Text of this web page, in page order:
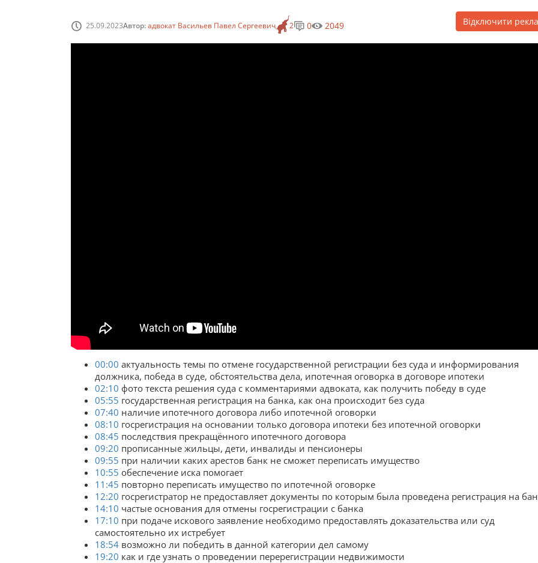
25.09.2023Автор:адвокат Васильев Павел Сергеевич 2 0 2049 Відключити
00:00 актуальность темы по отмене государственной регистрации без суда и информирования
должника, победа в суде, обстоятельства дела, ипотечная оговорка в договоре ипотеки
02:10 фото текста решения суда с комментариями адвоката, как получить победу в суде
05:55 государственная регистрация на банка, как она происходит без суда
07:40 наличие ипотечного договора либо ипотечной оговорки
08:10 госрегистрация на основании только договора ипотеки без ипотечной оговорки
08:45 последствия прекращённого ипотечного договора
09:20 прописанные жильцы, дети, инвалиды и пенсионеры
09:55 при наличии каких арестов банк не сможет переписать имущество
10:55 обеспечение иска помогает
11:45 повторно переписать имущество по ипотечной оговорке
12:20 госрегистратор не предоставляет документы по которым была проведена регистрация на
14:10 частые основания для отмены госрегистрации с банка
17:10 при подаче искового заявление необходимо предоставлять доказательства или суд
самостоятельно их истребует
18:54 возможно ли победить в данной категории дел самому
19:20 как и где узнать о проведении перерегистрации недвижимости